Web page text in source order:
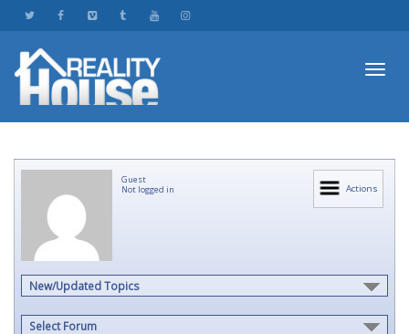
Actions
Guest
Not logged in
New/Updated Topics
Select Forum